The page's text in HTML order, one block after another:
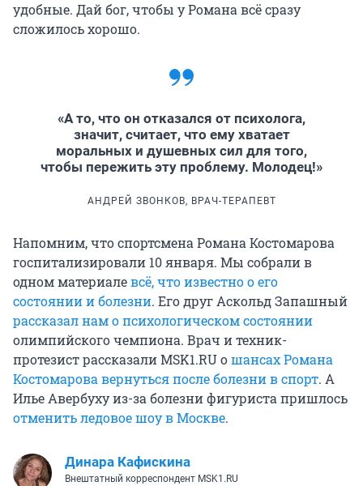
удобные. Дай бог, чтобы у Романа всё сразу
сложилось хорошо.
«А то, что он отказался от психолога,
значит, считает, что ему хватает
моральных и душевных сил для того,
чтобы пережить эту проблему. Молодец!»
АНДРЕЙ ЗВОНКОВ, ВРАЧ-ТЕРАПЕВТ
Напомним, что спортсмена Романа Костомарова
госпитализировали 10 января. Мы собрали в
одном материалевсё, что известно о его
состоянии и болезни. Его друг Аскольд Запашный
рассказал нам о психологическом состоянии
олимпийского чемпиона. Врач и техник-
протезист рассказали MSK1.RU ошансах Романа
Костомарова вернуться после болезни в спорт. А
Илье Авербуху из-за болезни фигуриста пришлось
отменить ледовое шоу в Москве.
Динара Кафискина
Внештатный корреспондент MSK1.RU